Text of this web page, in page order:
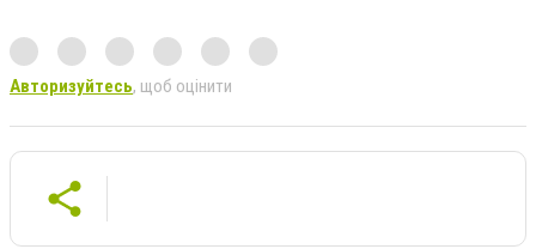
Авторизуйтесь, щоб оцінити